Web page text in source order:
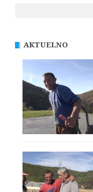
AKTUELNO